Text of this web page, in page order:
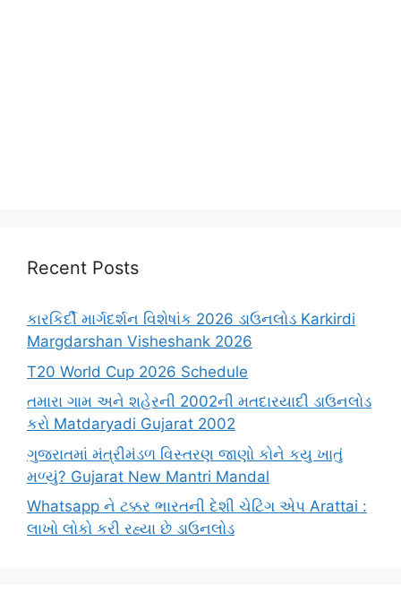
Recent Posts
કારકિર્દી માર્ગદર્શન વિશેષાંક 2026 ડાઉનલોડ Karkirdi
Margdarshan Visheshank 2026
T20 World Cup 2026 Schedule
તમારા ગામ અને શહેરની 2002ની મતદારયાદી ડાઉનલોડ
કરો Matdaryadi Gujarat 2002
ગુજરાતમાં મંત્રીમંડળ વિસ્તરણ જાણો કોને કયુ ખાતું
મળ્યું? Gujarat New Mantri Mandal
Whatsapp ને ટક્કર ભારતની દેશી ચેટિંગ એપ Arattai :
લાખો લોકો કરી રહ્યા છે ડાઉનલોડ